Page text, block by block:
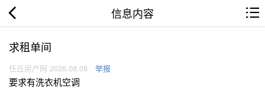
信息内容
求租单间
任丘房产网 2026.08.08 举报
要求有洗衣机空调